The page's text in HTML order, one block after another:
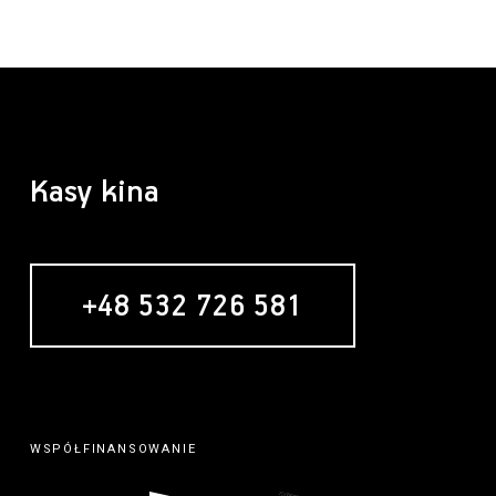
Kasy kina
+48 532 726 581
WSPÓŁFINANSOWANIE